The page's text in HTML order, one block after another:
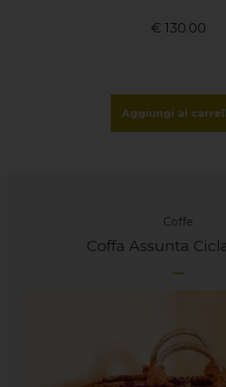
€ 130.00
Aggiungi al
Coffe
Coffa Assunta